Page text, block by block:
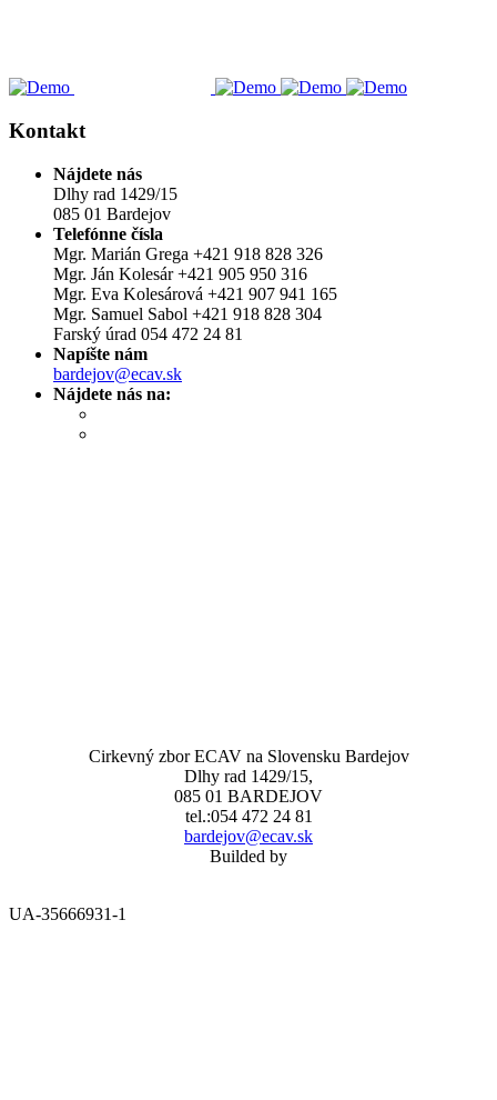
Kontakt
Nájdete nás
Dlhy rad 1429/15
085 01 Bardejov
Telefónne čísla
Mgr. Marián Grega +421 918 828 326
Mgr. Ján Kolesár +421 905 950 316
Mgr. Eva Kolesárová +421 907 941 165
Mgr. Samuel Sabol +421 918 828 304
Farský úrad 054 472 24 81
Napíšte nám
bardejov@ecav.sk
Nájdete nás na:
Cirkevný zbor ECAV na Slovensku Bardejov
Dlhy rad 1429/15,
085 01 BARDEJOV
tel.:054 472 24 81
bardejov@ecav.sk
Builded by
UA-35666931-1